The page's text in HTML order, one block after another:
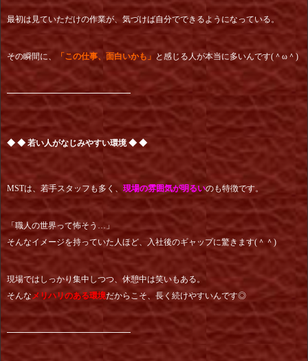
最初は見ていただけの作業が、気づけば自分でできるようになっている。
その瞬間に、 「この仕事、面白いかも」 と感じる人が本当に多いんです(＾ω＾)
━━━━━━━━━━━━━━━
◆ ◆ 若い人がなじみやすい環境 ◆ ◆
MSTは、若手スタッフも多く、 現場の雰囲気が明るいのも特徴です。
「職人の世界って怖そう…」
そんなイメージを持っていた人ほど、入社後のギャップに驚きます(＾＾)
現場ではしっかり集中しつつ、休憩中は笑いもある。
そんな メリハリのある環境だからこそ、長く続けやすいんです◎
━━━━━━━━━━━━━━━